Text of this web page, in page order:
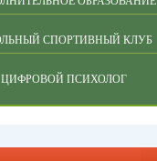
СПОРТИВНЫЙ КЛУБ
ЦИФРОВОЙ ПСИХОЛОГ